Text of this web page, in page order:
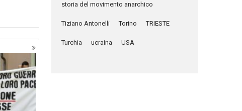
storia del movimento anarchico
Tiziano Antonelli Torino TRIESTE
Turchia ucraina USA